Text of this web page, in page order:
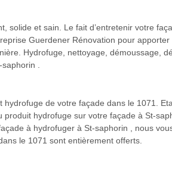
solide et sain. Le fait d’entretenir votre
Guerdener Rénovation pour
Hydrofuge, nettoyage, démoussage,
.
de votre façade dans le 1071.
produit hydrofuge sur votre façade à St-
à hydrofuger à St-saphorin , nous
le 1071 sont entièrement offerts.